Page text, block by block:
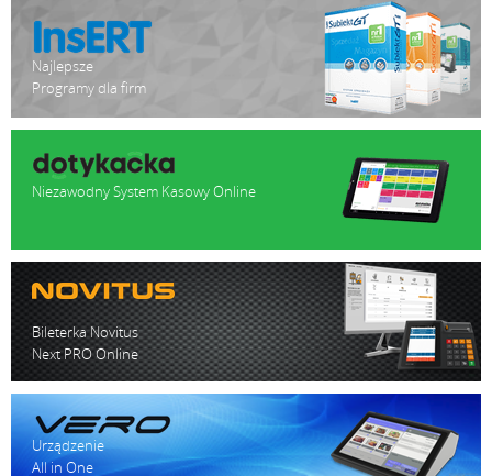
Najlepsze
Programy dla firm
Niezawodny System Kasowy Online
Bileterka Novitus
Next PRO Online
Urządzenie
All in One